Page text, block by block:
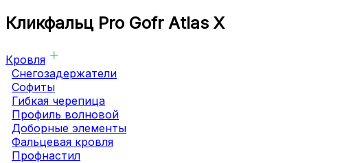
Кликфальц Pro Gofr Atlas X
Кровля
Снегозадержатели
Софиты
Гибкая черепица
Профиль волновой
Доборные элементы
Фальцевая кровля
Профнастил